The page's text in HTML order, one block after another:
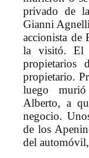
privado de
Gianni
accionista de
la visitó. El
propietario.
luego
Alberto, a
negocio.
de los
del